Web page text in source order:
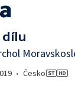
dílu
• Česko